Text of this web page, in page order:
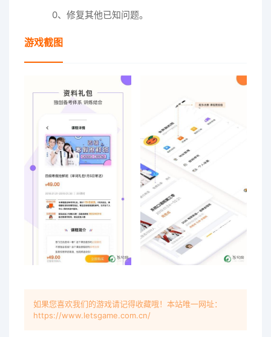
0、修复其他已知问题。
游戏截图
如果您喜欢我们的游戏请记得收藏哦！本站唯一网址：
https://www.letsgame.com.cn/